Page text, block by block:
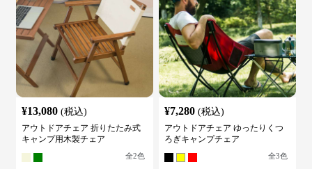
¥13,080 (税込)
アウトドアチェア 折りたたみ式
キャンプ用木製チェア
全2色
¥7,280 (税込)
アウトドアチェア ゆったりくつ
ろぎキャンプチェア
全3色